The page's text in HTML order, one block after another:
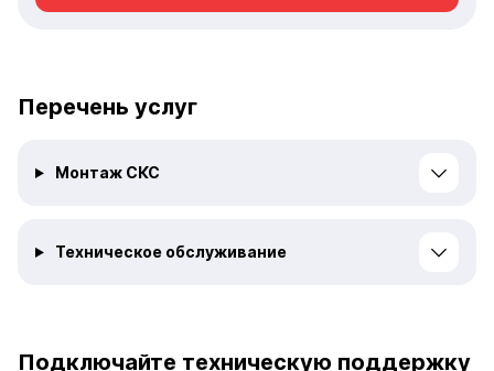
Перечень услуг
Монтаж СКС
Техническое обслуживание
Подключайте техническую поддержку